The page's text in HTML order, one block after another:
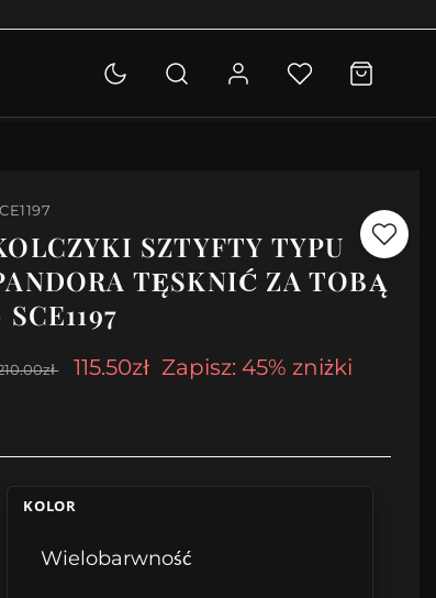
SZTYFTY TYPU
TĘSKNIĆ ZA TOBĄ
115.50zł Zapisz: 45% zniżki
KOLOR
Wielobarwność